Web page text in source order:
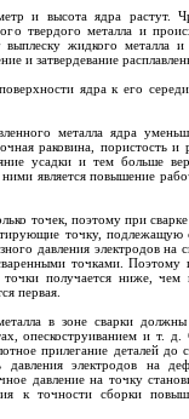
и высота ядра растут.
твердого металла и
жидкого металла
и затвердевание
ядра к его
металла ядра
раковина, пористость и
усадки и тем больше
является повышение
точек, поэтому при
точку, подлежащую
давления электродов на
точками. Поэтому
получается ниже, чем
первая.
в зоне сварки
опескоструиванием и т.
прилегание деталей до
давления электродов на
давление на точку
к точности сборки